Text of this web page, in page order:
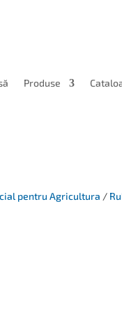
Produse
pentru Agricultura /